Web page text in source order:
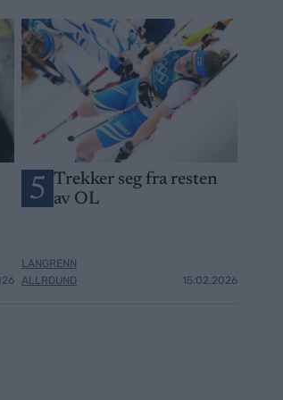
5 Trekker seg fra resten
av OL
LANGRENN
ALLROUND
15.02.2026